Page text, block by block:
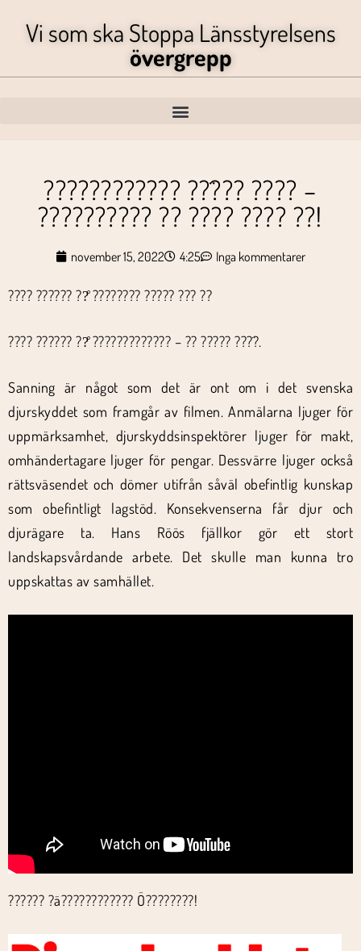
Vi som ska Stoppa Länsstyrelsens
övergrepp
???????????? ??̈??? ???? –
?????????? ?? ???? ???? ??!
november 15, 2022 4:25 Inga kommentarer
???? ?????? ??̊ ???????? ????? ??? ??
???? ?????? ??̊ ????????????? – ?? ????? ???̈?.
Sanning är något som det är ont om i det svenska
djurskyddet som framgår av filmen. Anmälarna ljuger för
uppmärksamhet, djurskyddsinspektörer ljuger för makt,
omhändertagare ljuger för pengar. Dessvärre ljuger också
rättsväsendet och dömer utifrån såväl obefintlig kunskap
som obefintligt lagstöd. Konsekvenserna får djur och
djurägare ta. Hans Röös fjällkor gör ett stort
landskapsvårdande arbete. Det skulle man kunna tro
uppskattas av samhället.
?????? ?ä???????????? Ö????????!